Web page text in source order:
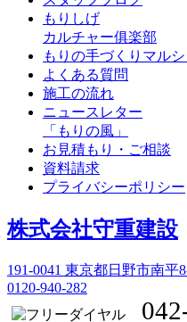
もりしげ
カルチャー俱楽部
もりの手づくりマルシ
よくある質問
施工の流れ
ニュースレター
「もりの風」
お見積もり・ご相談
資料請求
プライバシーポリシー
株式会社守重建設
191-0041 東京都日野市南平
0120-940-282